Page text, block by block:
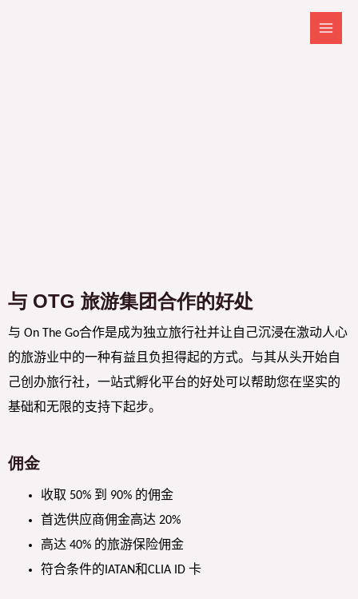
与 OTG 旅游集团合作的好处
与 On The Go合作是成为独立旅行社并让自己沉浸在激动人心
的旅游业中的一种有益且负担得起的方式。与其从头开始自
己创办旅行社，一站式孵化平台的好处可以帮助您在坚实的
基础和无限的支持下起步。
佣金
收取 50% 到 90% 的佣金
首选供应商佣金高达 20%
高达 40% 的旅游保险佣金
符合条件的 IATAN和CLIA ID卡